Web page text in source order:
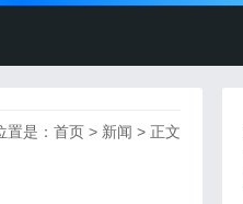
置是： 首页 > 新闻 > 正文